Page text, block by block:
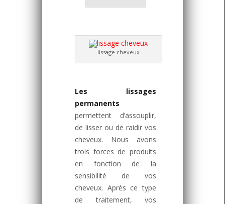
lissage cheveux
Les lissages
permanents
permettent d’assouplir,
de lisser ou de raidir vos
cheveux. Nous avons
trois forces de produits
en fonction de la
sensibilité de vos
cheveux. Après ce type
de traitement, vos